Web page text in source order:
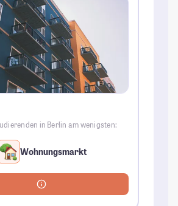
in Berlin am wenigsten:
Wohnungsmarkt